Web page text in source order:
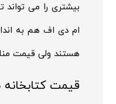
بیشتری را می تواند
ام دی اف هم به
هستند ولی قیمت
قیمت کتابخانه